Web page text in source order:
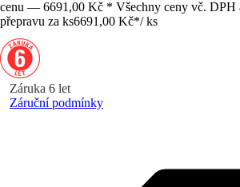
cenu — 6691,00 Kč * Všechny ceny vč. DPH
přepravu za ks6691,00 Kč*/ ks
Záruka 6 let
Záruční podmínky